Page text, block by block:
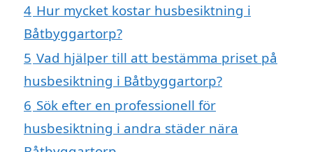
4 Hur mycket kostar husbesiktning i
Båtbyggartorp?
5 Vad hjälper till att bestämma priset på
husbesiktning i Båtbyggartorp?
6 Sök efter en professionell för
husbesiktning i andra städer nära